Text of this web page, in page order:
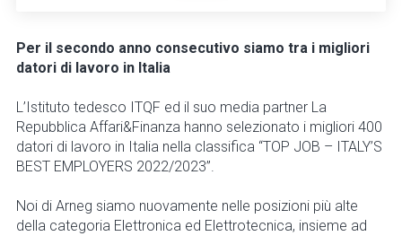
Per il secondo anno consecutivo siamo tra i migliori
datori di lavoro in Italia
L’Istituto tedesco ITQF ed il suo media partner La
Repubblica Affari&Finanza hanno selezionato i migliori 400
datori di lavoro in Italia nella classifica “TOP JOB – ITALY’S
BEST EMPLOYERS 2022/2023”.
Noi di Arneg siamo nuovamente nelle posizioni più alte
della categoria Elettronica ed Elettrotecnica, insieme ad